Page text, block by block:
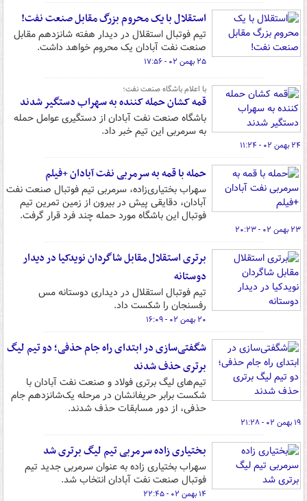
استقلال با یک محروم بزرگ مقابل صنعت نفت!
تیم فوتبال استقلال در دیدار هفته شانزدهم مقابل
صنعت نفت آبادان یک محروم خواهد داشت.
۲۵ بهمن ۰۲ - ۱۷:۵۶
با اعلام باشگاه صنعت نفت؛
قمه کشان حمله کننده به سهراب دستگیر شدند
باشگاه صنعت نفت آبادان از دستگیری عوامل حمله
به سرمربی این تیم خبر داد.
۲۴ بهمن ۰۲ - ۱۱:۲۴
حمله با قمه به سرمربی نفت آبادان +فیلم
سهراب بختیاری‌زاده، سرمربی تیم فوتبال صنعت نفت
آبادان، دقایقی پیش در بیرون از زمین تمرین تیم
فوتبال این باشگاه مورد حمله چند فرد قرار گرفت.
۲۳ بهمن ۰۲ - ۲۰:۲۳
برتری استقلال مقابل شاگردان نویدکیا در دیدار
دوستانه
تیم فوتبال استقلال در دیداری دوستانه مس
رفسنجان را شکست داد.
۲۰ بهمن ۰۲ - ۱۶:۰۹
شگفتی‌سازی در ابتدای راه جام حذفی؛ دو تیم لیگ
برتری حذف شدند
تیم‌های لیگ برتری فولاد و صنعت نفت آبادان با
شکست برابر حریفانشان در مرحله یک‌شانزدهم جام
حذفی، از دور مسابقات حذف شدند.
۱۹ بهمن ۰۲ - ۲۱:۲۸
بختیاری زاده سرمربی تیم لیگ برتری شد
سهراب بختیاری زاده به عنوان سرمربی جدید تیم
فوتبال صنعت نفت آبادان انتخاب شد.
۱۴ بهمن ۰۲ - ۲۲:۴۵